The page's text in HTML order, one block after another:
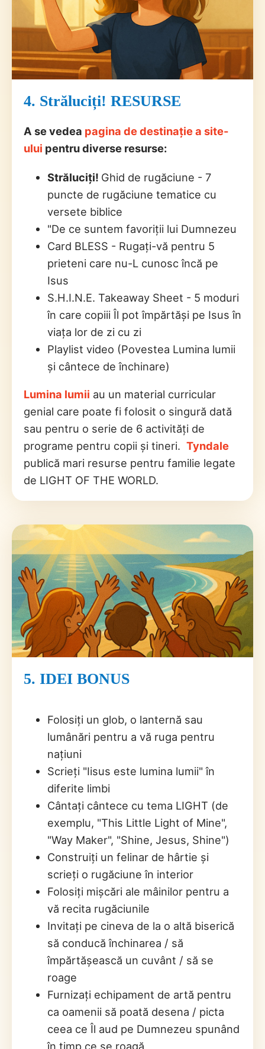
4. Străluciți! RESURSE
A se vedea pagina de destinație a site-
ului pentru diverse resurse:
Străluciți! Ghid de rugăciune - 7
puncte de rugăciune tematice cu
versete biblice
"De ce suntem favoriții lui Dumnezeu
Card BLESS - Rugați-vă pentru 5
prieteni care nu-L cunosc încă pe
Isus
S.H.I.N.E. Takeaway Sheet - 5 moduri
în care copiii Îl pot împărtăși pe Isus în
viața lor de zi cu zi
Playlist video (Povestea Lumina lumii
și cântece de închinare)
Lumina lumii au un material curricular
genial care poate fi folosit o singură dată
sau pentru o serie de 6 activități de
programe pentru copii și tineri. Tyndale
publică mari resurse pentru familie legate
de LIGHT OF THE WORLD.
5. IDEI BONUS
Folosiți un glob, o lanternă sau
lumânări pentru a vă ruga pentru
națiuni
Scrieți "Iisus este lumina lumii" în
diferite limbi
Cântați cântece cu tema LIGHT (de
exemplu, "This Little Light of Mine",
"Way Maker", "Shine, Jesus, Shine")
Construiți un felinar de hârtie și
scrieți o rugăciune în interior
Folosiți mișcări ale mâinilor pentru a
vă recita rugăciunile
Invitați pe cineva de la o altă biserică
să conducă închinarea / să
împărtășească un cuvânt / să se
roage
Furnizați echipament de artă pentru
ca oamenii să poată desena / picta
ceea ce Îl aud pe Dumnezeu spunând
în timp ce se roagă